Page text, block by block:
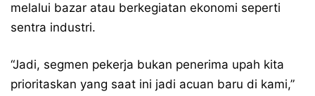
melalui bazar atau berkegiatan ekonomi seperti
sentra industri.
“Jadi, segmen pekerja bukan penerima upah kita
prioritaskan yang saat ini jadi acuan baru di kami,”